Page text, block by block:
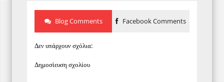
Blog Comments Facebook Comments
Δεν υπάρχουν σχόλια:
Δημοσίευση σχολίου